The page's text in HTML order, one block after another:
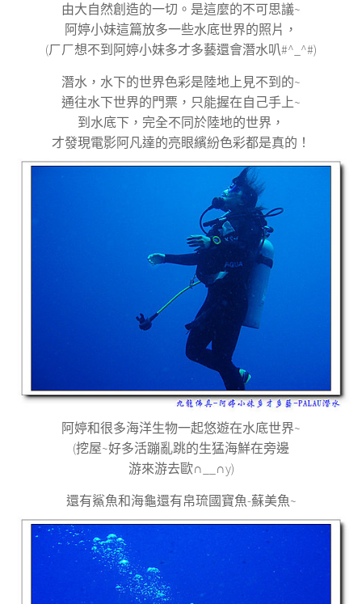
由大自然創造的一切。是這麼的不可思議~
阿婷小妹這篇放多一些水底世界的照片，
(ㄏㄏ想不到阿婷小妹多才多藝還會潛水叭#^_^#)
潛水，水下的世界色彩是陸地上見不到的~
通往水下世界的門票，只能握在自己手上~
到水底下，完全不同於陸地的世界，
才發現電影阿凡達的亮眼繽紛色彩都是真的！
阿婷和很多海洋生物一起悠遊在水底世界~
(挖屋~好多活蹦亂跳的生猛海鮮在旁邊
游來游去歐∩__∩y)
還有鯊魚和海龜還有帛琉國寶魚-蘇美魚~